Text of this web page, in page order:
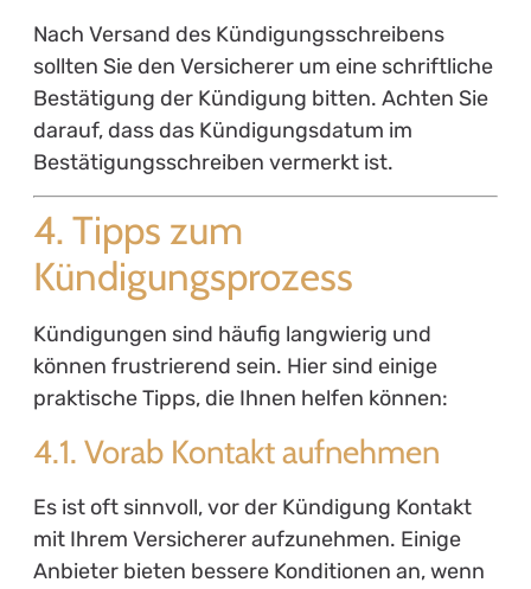
Nach Versand des Kündigungsschreibens
sollten Sie den Versicherer um eine schriftliche
Bestätigung der Kündigung bitten. Achten Sie
darauf, dass das Kündigungsdatum im
Bestätigungsschreiben vermerkt ist.
4. Tipps zum
Kündigungsprozess
Kündigungen sind häufig langwierig und
können frustrierend sein. Hier sind einige
praktische Tipps, die Ihnen helfen können:
4.1. Vorab Kontakt aufnehmen
Es ist oft sinnvoll, vor der Kündigung Kontakt
mit Ihrem Versicherer aufzunehmen. Einige
Anbieter bieten bessere Konditionen an, wenn